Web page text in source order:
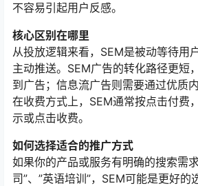
不容易引起用户反感。
核心区别在哪里
从投放逻辑来看，SEM是被动等待用
主动推送。SEM广告的转化路径更短
到广告；信息流广告则需要通过优质
在收费方式上，SEM通常按点击付费
示或点击收费。
如何选择适合的推广方式
如果你的产品或服务有明确的搜索需
司”、”英语培训”，SEM可能是更好